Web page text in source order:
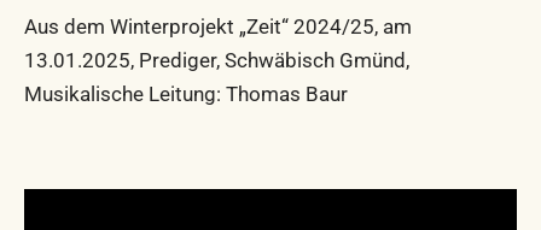
Aus dem Winterprojekt „Zeit“ 2024/25, am
13.01.2025, Prediger, Schwäbisch Gmünd,
Musikalische Leitung: Thomas Baur